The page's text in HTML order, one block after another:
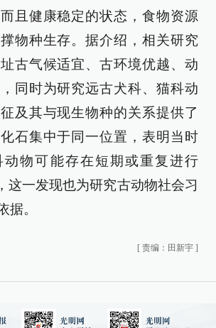
且健康稳定的状态，食物资源
物种生存。据介绍，相关研究
古气候适宜、古环境优越、动
同时为研究远古犬科、猫科动
及其与现生物种的关系提供了
石集中于同一位置，表明当时
动物可能存在短期或重复进行
这一发现也为研究古动物社会习
据。
[ 责编：田新宇 ]